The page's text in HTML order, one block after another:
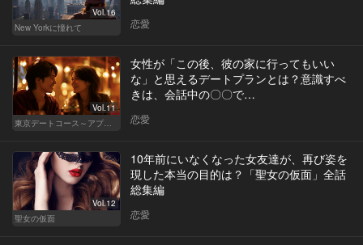
Vol.16
New Yorkに憧れて
恋愛
Vol.11
東京デートコース～アプリで始まる恋～
女性が「この後、彼の家に行ってもいい
な」と思えるデートプランとは？意識すべ
きは、会話中の〇〇で…
恋愛
Vol.12
聖女の仮面
10年前にいなくなった女友達が、再び姿を
現した本当の目的は？「聖女の仮面」全話
総集編
恋愛